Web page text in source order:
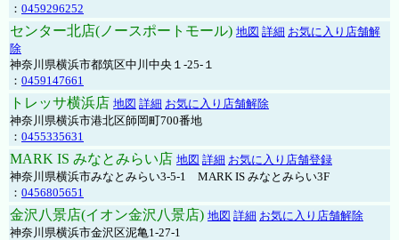
： 0459296252
センター北店(ノースポートモール) 地図 詳細 お気に入り店舗解
除
神奈川県横浜市都筑区中川中央１-25-１
： 0459147661
トレッサ横浜店 地図 詳細 お気に入り店舗解除
神奈川県横浜市港北区師岡町700番地
： 0455335631
MARK IS みなとみらい店 地図 詳細 お気に入り店舗登録
神奈川県横浜市みなとみらい3-5-1 MARK IS みなとみらい3F
： 0456805651
金沢八景店(イオン金沢八景店) 地図 詳細 お気に入り店舗解除
神奈川県横浜市金沢区泥亀1-27-1